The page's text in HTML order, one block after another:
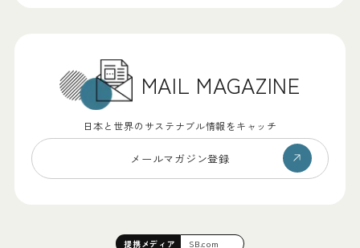
MAIL MAGAZINE
日本と世界のサステナブル情報をキャッチ
メールマガジン登録
提携メディア SB.com